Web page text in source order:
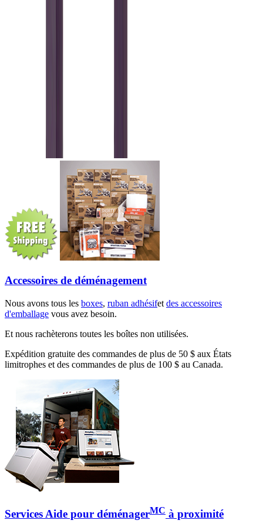
Accessoires de déménagement
Nous avons tous les boxes, ruban adhésifet des accessoires
d'emballage vous avez besoin.
Et nous rachèterons toutes les boîtes non utilisées.
Expédition gratuite des commandes de plus de 50 $ aux États
limitrophes et des commandes de plus de 100 $ au Canada.
Services Aide pour déménagerMC à proximité